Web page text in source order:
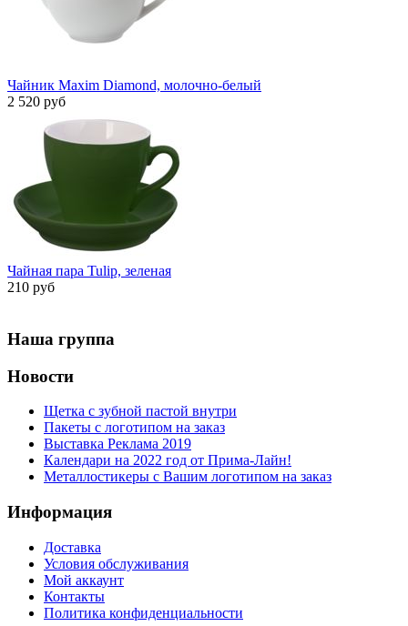
Чайник Maxim Diamond, молочно-белый
2 520 руб
Чайная пара Tulip, зеленая
210 руб
Наша группа
Новости
Щетка с зубной пастой внутри
Пакеты с логотипом на заказ
Выставка Реклама 2019
Календари на 2022 год от Прима-Лайн!
Металлостикеры с Вашим логотипом на заказ
Информация
Доставка
Условия обслуживания
Мой аккаунт
Контакты
Политика конфиденциальности